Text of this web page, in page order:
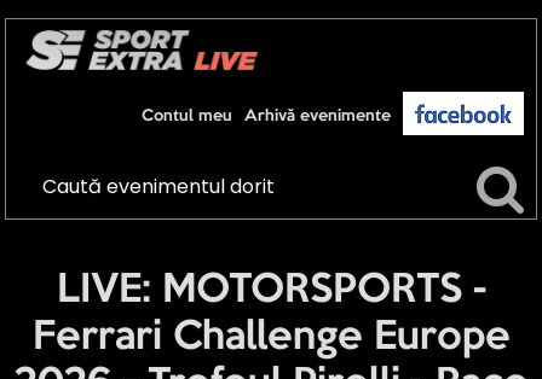
Arhivă evenimente
Contul meu
LIVE: MOTORSPORTS -
Ferrari Challenge Europe